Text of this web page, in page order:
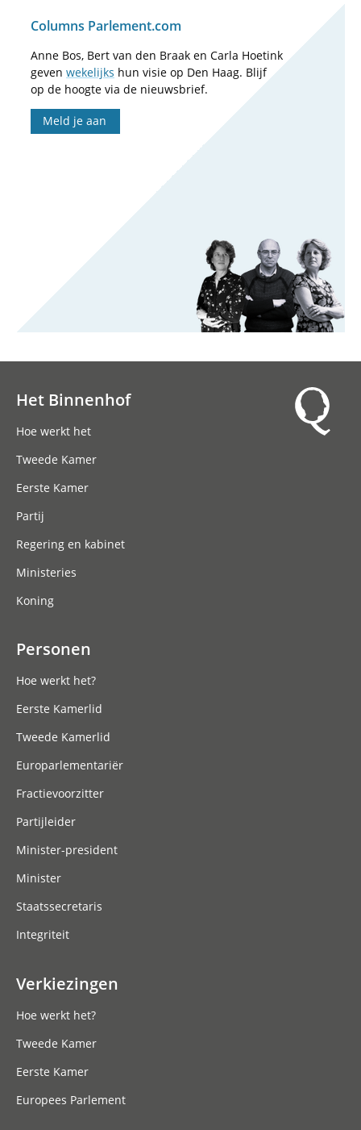
Columns Parlement.com
Anne Bos, Bert van den Braak en Carla Hoetink
geven wekelijks hun visie op Den Haag. Blijf
op de hoogte via de nieuwsbrief.
Meld je aan
Het Binnenhof
Hoe werkt het
Tweede Kamer
Eerste Kamer
Partij
Regering en kabinet
Ministeries
Koning
Personen
Hoe werkt het?
Eerste Kamerlid
Tweede Kamerlid
Europarlementariër
Fractievoorzitter
Partijleider
Minister-president
Minister
Staatssecretaris
Integriteit
Verkiezingen
Hoe werkt het?
Tweede Kamer
Eerste Kamer
Europees Parlement